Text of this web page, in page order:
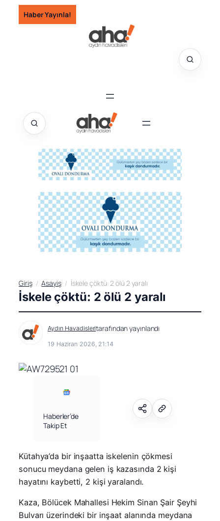
İçeriğe
geç
Haber Yayınla!
Giriş Asayiş İskele çöktü: 2 ölü 2 yaralı
İskele çöktü: 2 ölü 2 yaralı
Aydın Havadisleritarafından yayınlandı
19 Haziran 2026, 21:14
Haberler’de
Takip Et
Kütahya’da bir inşaatta iskelenin çökmesi
sonucu meydana gelen iş kazasında 2 kişi
hayatını kaybetti, 2 kişi yaralandı.
Kaza, Bölücek Mahallesi Hekim Sinan Şair Şeyhi
Bulvarı üzerindeki bir inşaat alanında meydana